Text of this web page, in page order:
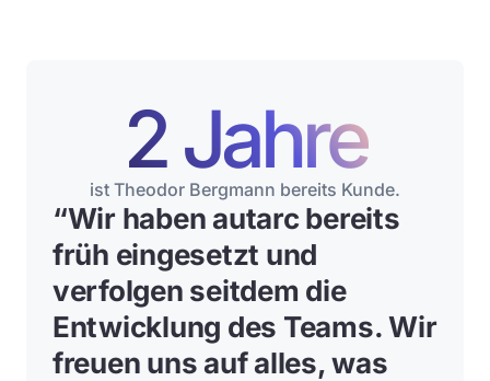
2 Jahre
ist Theodor Bergmann bereits Kunde.
“Wir haben autarc bereits
früh eingesetzt und
verfolgen seitdem die
Entwicklung des Teams. Wir
freuen uns auf alles, was